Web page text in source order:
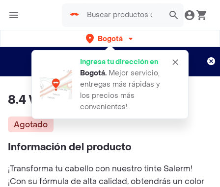
Bogotá
Ingresa tu dirección en
Bogotá. Mejor servicio,
entregas más rápidas y
los precios más
convenientes!
envíos gratis por semanas
Aplican TyC
8.4 Vision - Salerm
Agotado
Información del producto
¡Transforma tu cabello con nuestro tinte Salerm!
¡Con su fórmula de alta calidad, obtendrás un color